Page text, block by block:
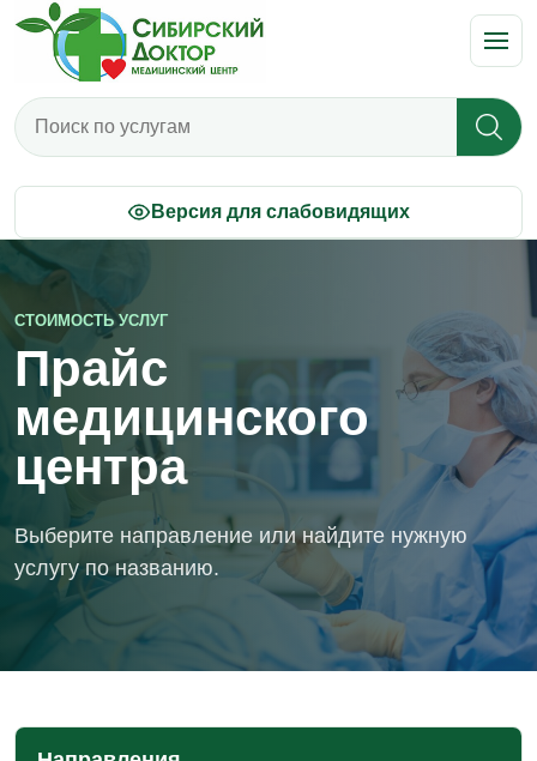
Поиск по прайсу
Версия для слабовидящих
СТОИМОСТЬ УСЛУГ
Прайс
медицинского
центра
Выберите направление или найдите нужную
услугу по названию.